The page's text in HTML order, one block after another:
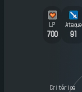
LP
700
Ataque
91
Critérios